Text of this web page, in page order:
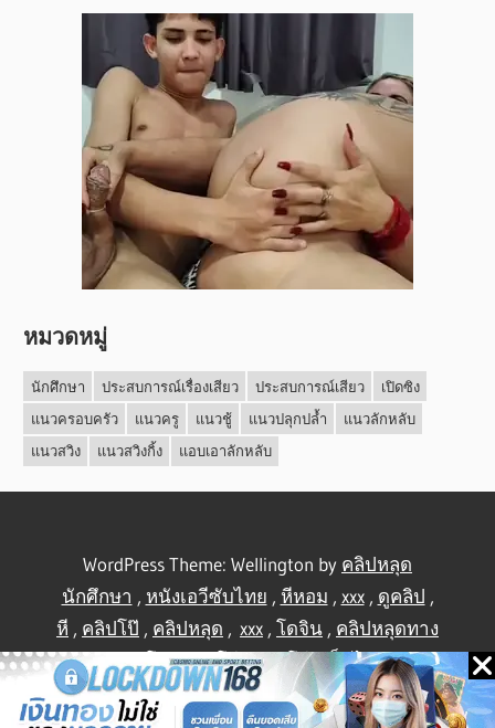
หมวดหมู่
นักศึกษา ประสบการณ์เรื่องเสียว ประสบการณ์เสียว
เปิดซิง
แนวครอบครัว
แนวครู แนวชู้ แนวปลุกปล้ำ
แนวลักหลับ
แนวสวิง
แนวสวิงกิ้ง แอบเอาลักหลับ
WordPress Theme: Wellington by คลิปหลุด
นักศึกษา , หนังเอวีซับไทย , หีหอม , xxx, ดูคลิป ,
หี , คลิปโป๊ , คลิปหลุด , xxx , โดจิน , คลิปหลุดทาง
บ้าน ,คลิปโป้ ,คลิปโป๊,คลิปโป๊,เย็ดไทย,คลิป
หลุดไทย